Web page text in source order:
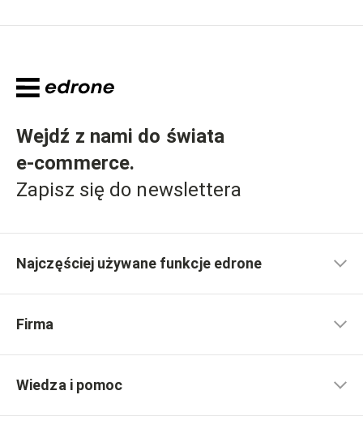
Wejdź z nami do świata
e-commerce.
Zapisz się do newslettera
Najczęściej używane funkcje edrone
Firma
Wiedza i pomoc